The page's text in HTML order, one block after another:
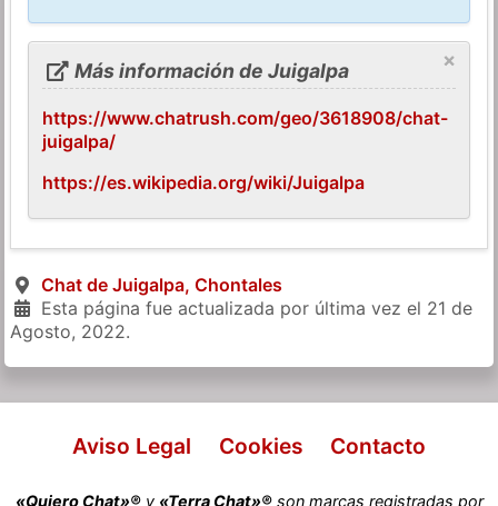
×
Más información de Juigalpa
https://www.chatrush.com/geo/3618908/chat-
juigalpa/
https://es.wikipedia.org/wiki/Juigalpa
Chat de Juigalpa, Chontales
Esta página fue actualizada por última vez el 21 de
Agosto, 2022.
Aviso Legal Cookies Contacto
«Quiero Chat»®y «Terra Chat»®son marcas registradas por